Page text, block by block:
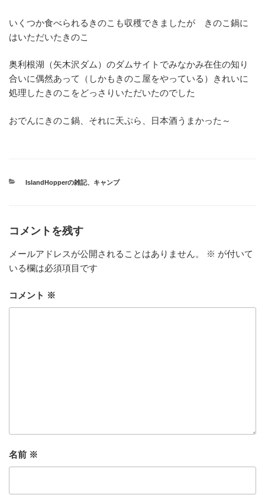
いくつか食べられるきのこも収穫できましたが きのこ鍋に
はいただいたきのこ
奥利根湖（矢木沢ダム）のダムサイトでみなかみ在住の知り
合いに偶然あって（しかもきのこ屋をやっている）きれいに
処理したきのこをどっさりいただいたのでした
おでんにきのこ鍋、それに天ぷら、日本酒うまかった～
カIslandHopperの雑記、 キャンプ
コメントを残す
メールアドレスが公開されることはありません。 ※ が付いて
いる欄は必須項目です
コメント ※
名前 ※